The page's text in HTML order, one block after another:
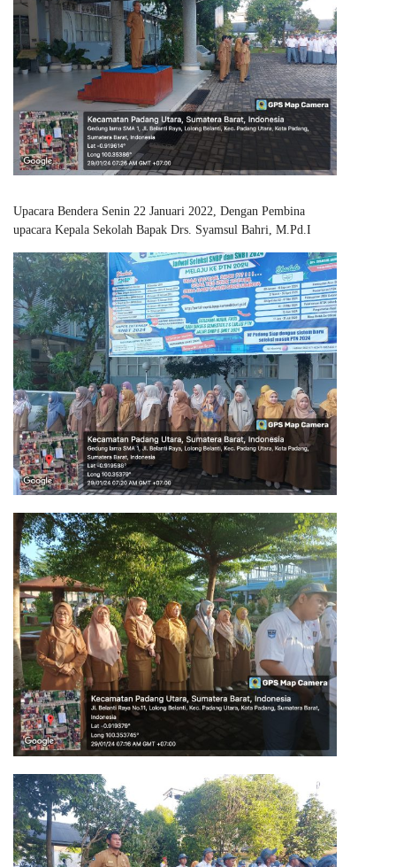
Upacara Bendera Senin 22 Januari 2022, Dengan Pembina
upacara Kepala Sekolah Bapak Drs. Syamsul Bahri, M.Pd.I